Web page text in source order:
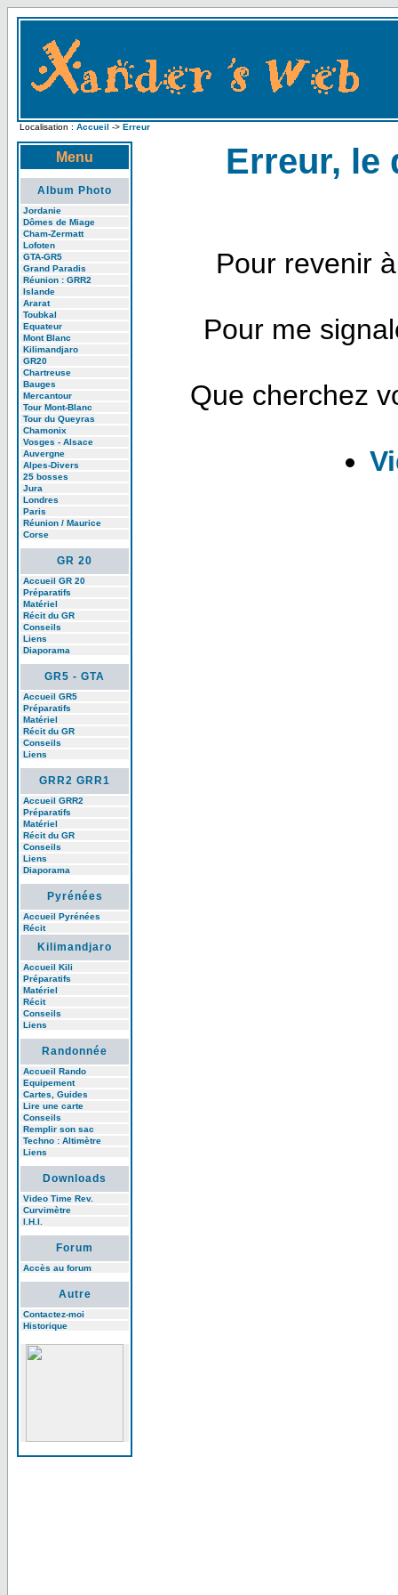
Localisation : Accueil -> Erreur
Menu
Album Photo
Jordanie
Dômes de Miage
Cham-Zermatt
Lofoten
GTA-GR5
Grand Paradis
Réunion : GRR2
Islande
Ararat
Toubkal
Equateur
Mont Blanc
Kilimandjaro
GR20
Chartreuse
Bauges
Mercantour
Tour Mont-Blanc
Tour du Queyras
Chamonix
Vosges - Alsace
Auvergne
Alpes-Divers
25 bosses
Jura
Londres
Paris
Réunion / Maurice
Corse
GR 20
Accueil GR 20
Préparatifs
Matériel
Récit du GR
Conseils
Liens
Diaporama
GR5 - GTA
Accueil GR5
Préparatifs
Matériel
Récit du GR
Conseils
Liens
GRR2 GRR1
Accueil GRR2
Préparatifs
Matériel
Récit du GR
Conseils
Liens
Diaporama
Pyrénées
Accueil Pyrénées
Récit
Kilimandjaro
Accueil Kili
Préparatifs
Matériel
Récit
Conseils
Liens
Randonnée
Accueil Rando
Equipement
Cartes, Guides
Lire une carte
Conseils
Remplir son sac
Techno : Altimètre
Liens
Downloads
Video Time Rev.
Curvimètre
I.H.I.
Forum
Accès au forum
Autre
Contactez-moi
Historique
Erreur, le
Pour revenir
Pour me
Que cherchez